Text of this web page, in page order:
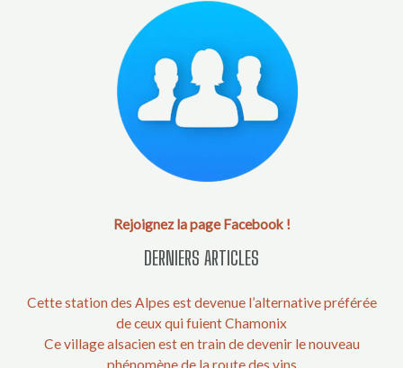
Rejoignez la page Facebook !
DERNIERS ARTICLES
Cette station des Alpes est devenue l’alternative préférée
de ceux qui fuient Chamonix
Ce village alsacien est en train de devenir le nouveau
phénomène de la route des vins